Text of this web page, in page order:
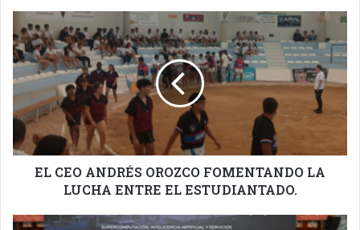
CEO
ANDRÉS
OROZCO
FOMENTANDO
LA
LUCHA
ENTRE
EL
ESTUDIANTADO.
EL CEO ANDRÉS OROZCO FOMENTANDO LA
LUCHA ENTRE EL ESTUDIANTADO.
EL